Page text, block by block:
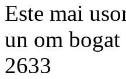
Este mai
un om
2633